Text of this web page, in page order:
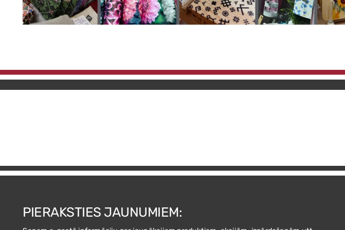
PIERAKSTIES JAUNUMIEM: